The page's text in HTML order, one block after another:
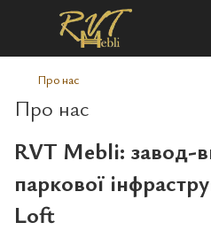
Про нас
Про нас
RVT Mebli: завод-
паркової
Loft